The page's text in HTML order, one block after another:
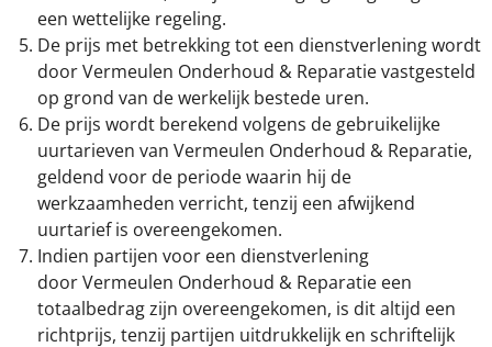
een wettelijke regeling.
De prijs met betrekking tot een dienstverlening wordt
door Vermeulen Onderhoud & Reparatie vastgesteld
op grond van de werkelijk bestede uren.
De prijs wordt berekend volgens de gebruikelijke
uurtarieven van Vermeulen Onderhoud & Reparatie,
geldend voor de periode waarin hij de
werkzaamheden verricht, tenzij een afwijkend
uurtarief is overeengekomen.
Indien partijen voor een dienstverlening
door Vermeulen Onderhoud & Reparatie een
totaalbedrag zijn overeengekomen, is dit altijd een
richtprijs, tenzij partijen uitdrukkelijk en schriftelijk